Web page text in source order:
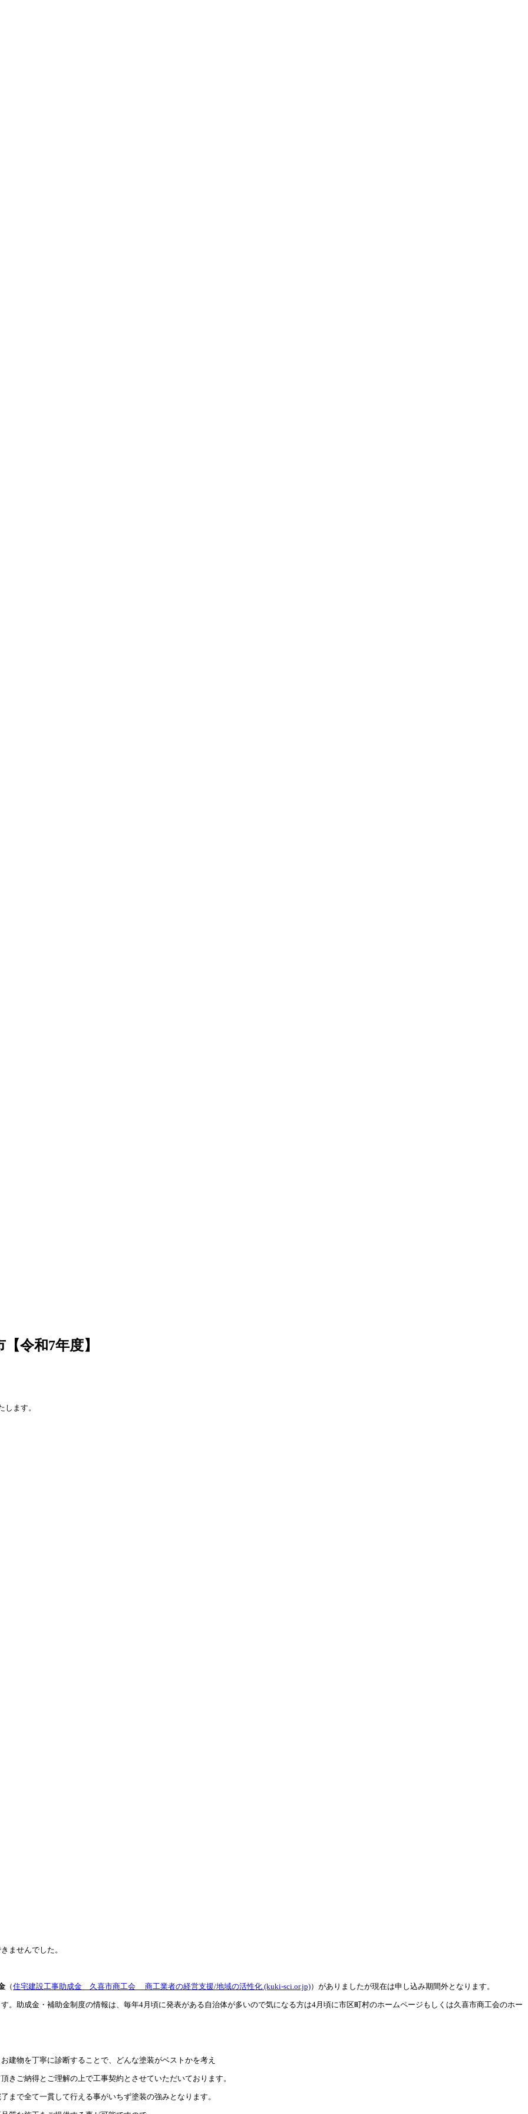
令和7年度】
ます。
ませんでした。
（住宅建設工事助成金 久喜市商工会 商工業者の経営支援/地域の活性化 (kuki-sci.or.jp)）がありましたが現在は申し込み期間外となります。
。助成金・補助金制度の情報は、毎年4月頃に発表がある自治体が多いので気になる方は4月頃に市区町村のホームページもしくは久喜市商工会のホー
建物を丁寧に診断することで、どんな塗装がベストかを考え
きご納得とご理解の上で工事契約とさせていただいております。
まで全て一貫して行える事がいちず塗装の強みとなります。